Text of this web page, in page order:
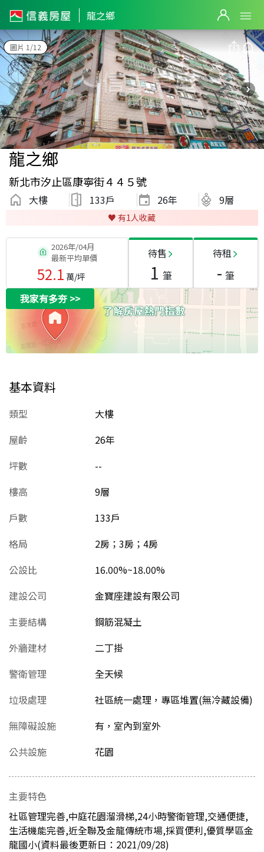
龍之鄉
圖片 1/12
龍之鄉
新北市汐止區康寧街４４５號
大樓 133戶 26年 9層
♥️ 有1 人收藏
2026年/04月
最新平均單價
52.1 萬/坪
待售
1 筆
待租
- 筆
我家有多夯>>
基本資料
類型
大樓
屋齡
26年
坪數
--
樓高
9層
戶數
133戶
格局
2房；3房；4房
公設比
16.00%~18.00%
建設公司
金寶座建設有限公司
主要結構
鋼筋混凝土
外牆建材
二丁掛
警衛管理
全天候
垃圾處理
社區統一處理，專區堆置(無冷藏設備)
無障礙設施
有，室內到室外
公共設施
花園
主要特色
社區管理完善,中庭花園溜滑梯,24小時警衛管理,交通便捷,
生活機能完善,近全聯及金龍傳統市場,採買便利,優質學區金
龍國小(資料最後更新日：2021/09/28)